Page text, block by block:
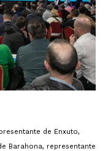
de Enxuto,
Barahona, representante